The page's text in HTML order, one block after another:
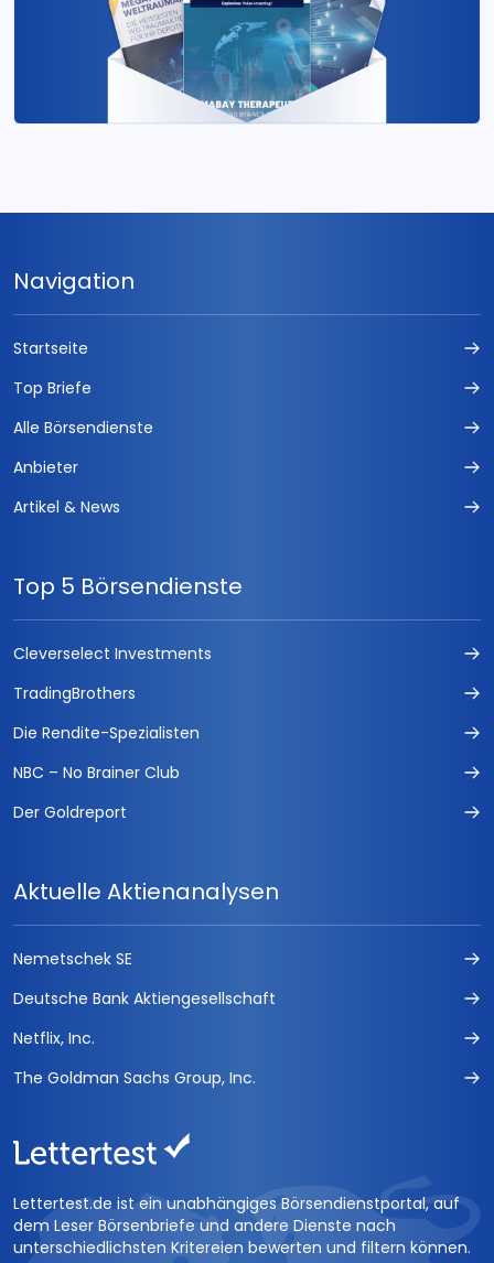
Navigation
Startseite
Top Briefe
Alle Börsendienste
Anbieter
Artikel & News
Top 5 Börsendienste
Cleverselect Investments
TradingBrothers
Die Rendite-Spezialisten
NBC – No Brainer Club
Der Goldreport
Aktuelle Aktienanalysen
Nemetschek SE
Deutsche Bank Aktiengesellschaft
Netflix, Inc.
The Goldman Sachs Group, Inc.
Lettertest.de ist ein unabhängiges Börsendienstportal, auf
dem Leser Börsenbriefe und andere Dienste nach
unterschiedlichsten Kritereien bewerten und filtern können.